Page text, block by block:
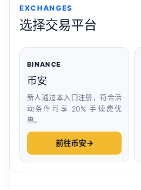
EXCHANGES
选择交易平台
BINANCE
币安
新人通过本入口注册，符合活
动条件可享 20% 手续费优
惠。
前往币安→